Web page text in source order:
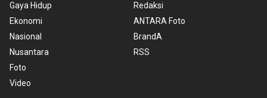
Gaya Hidup
Ekonomi
Nasional
Nusantara
Foto
Video
Redaksi
ANTARA Foto
BrandA
RSS